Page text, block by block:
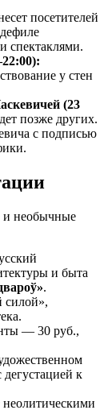
посетителей
спектаклями.
у стен
(23
позже других.
с подписью
и необычные
и быта
.
силой»,
— 30 руб.,
дегустацией к
неолитическими